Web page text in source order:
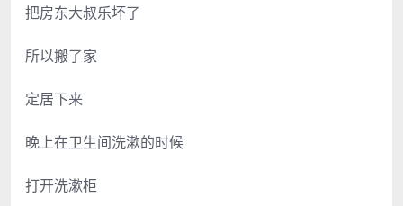
把房东大叔乐坏了
所以搬了家
定居下来
晚上在卫生间洗漱的时候
打开洗漱柜